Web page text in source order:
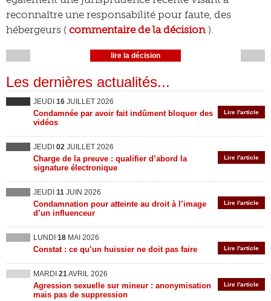
reconnaître une responsabilité pour faute, des
hébergeurs ( commentaire de la décision ).
lire la décision
Les dernières actualités...
JEUDI 16 JUILLET 2026
Lire l'article
Condamnée par avoir fait indûment bloquer des
vidéos
JEUDI 02 JUILLET 2026
Lire l'article
Charge de la preuve : qualifier d’abord la
signature électronique
JEUDI 11 JUIN 2026
Lire l'article
Condamnation pour atteinte au droit à l’image
d’un influenceur
LUNDI 18 MAI 2026
Lire l'article
Constat : ce qu’un huissier ne doit pas faire
MARDI 21AVRIL 2026
Lire l'article
Agression sexuelle sur mineur : anonymisation
mais pas de suppression